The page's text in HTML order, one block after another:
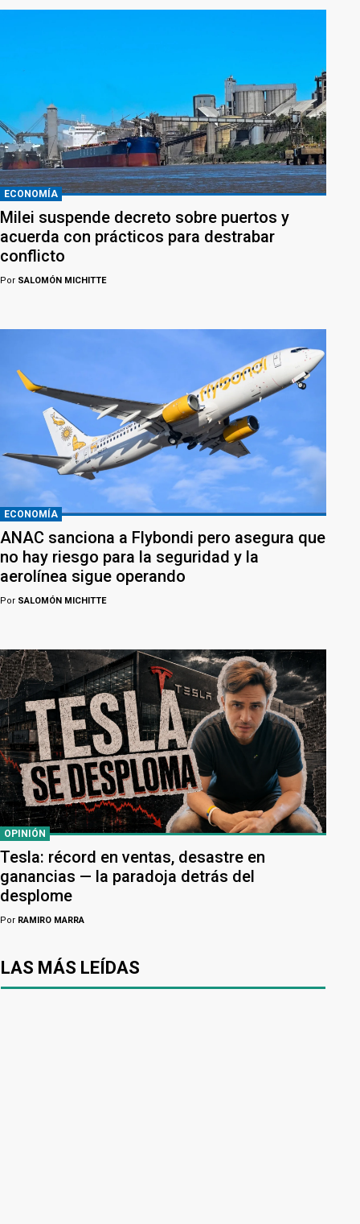
ECONOMÍA
Milei suspende decreto sobre puertos y
acuerda con prácticos para destrabar
conflicto
Por SALOMÓN MICHITTE
ECONOMÍA
ANAC sanciona a Flybondi pero asegura que
no hay riesgo para la seguridad y la
aerolínea sigue operando
Por SALOMÓN MICHITTE
OPINIÓN
Tesla: récord en ventas, desastre en
ganancias — la paradoja detrás del
desplome
Por RAMIRO MARRA
LAS MÁS LEÍDAS